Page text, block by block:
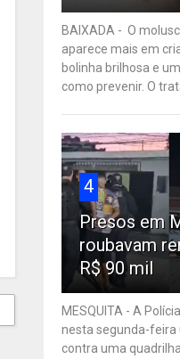
BAIXADA - O
aparece mais em
bolinha brilhosa e
como prevenir. O
4
Presos em
roubavam
R$ 90 mil
MESQUITA - A
nesta segunda-feira
contra uma